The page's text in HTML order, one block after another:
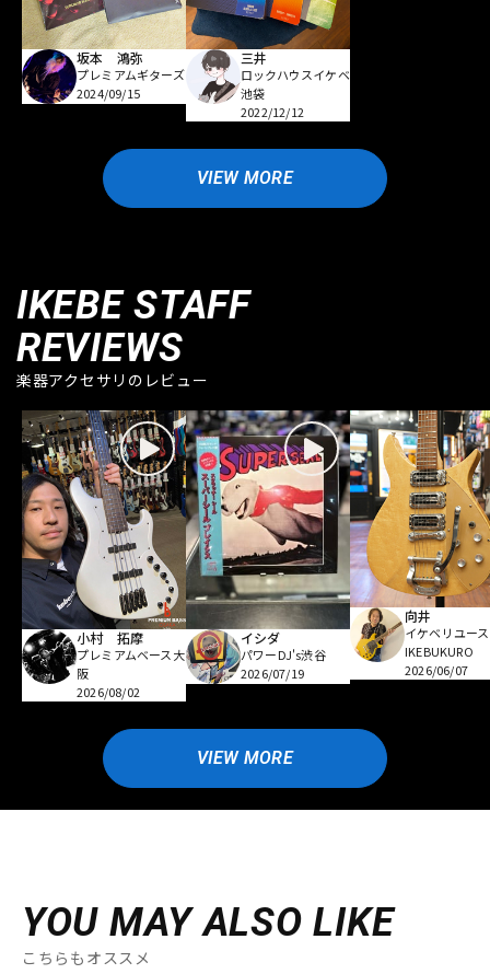
坂本 鴻弥
プレミアムギターズ
2024/09/15
三井
ロックハウスイケベ
池袋
2022/12/12
VIEW MORE
IKEBE STAFF
REVIEWS
楽器アクセサリのレビュー
小村 拓摩
プレミアムベース大
阪
2026/08/02
イシダ
パワーDJ's渋谷
2026/07/19
向井
イケベリユース
IKEBUKURO
2026/06/07
VIEW MORE
YOU MAY ALSO LIKE
こちらもオススメ